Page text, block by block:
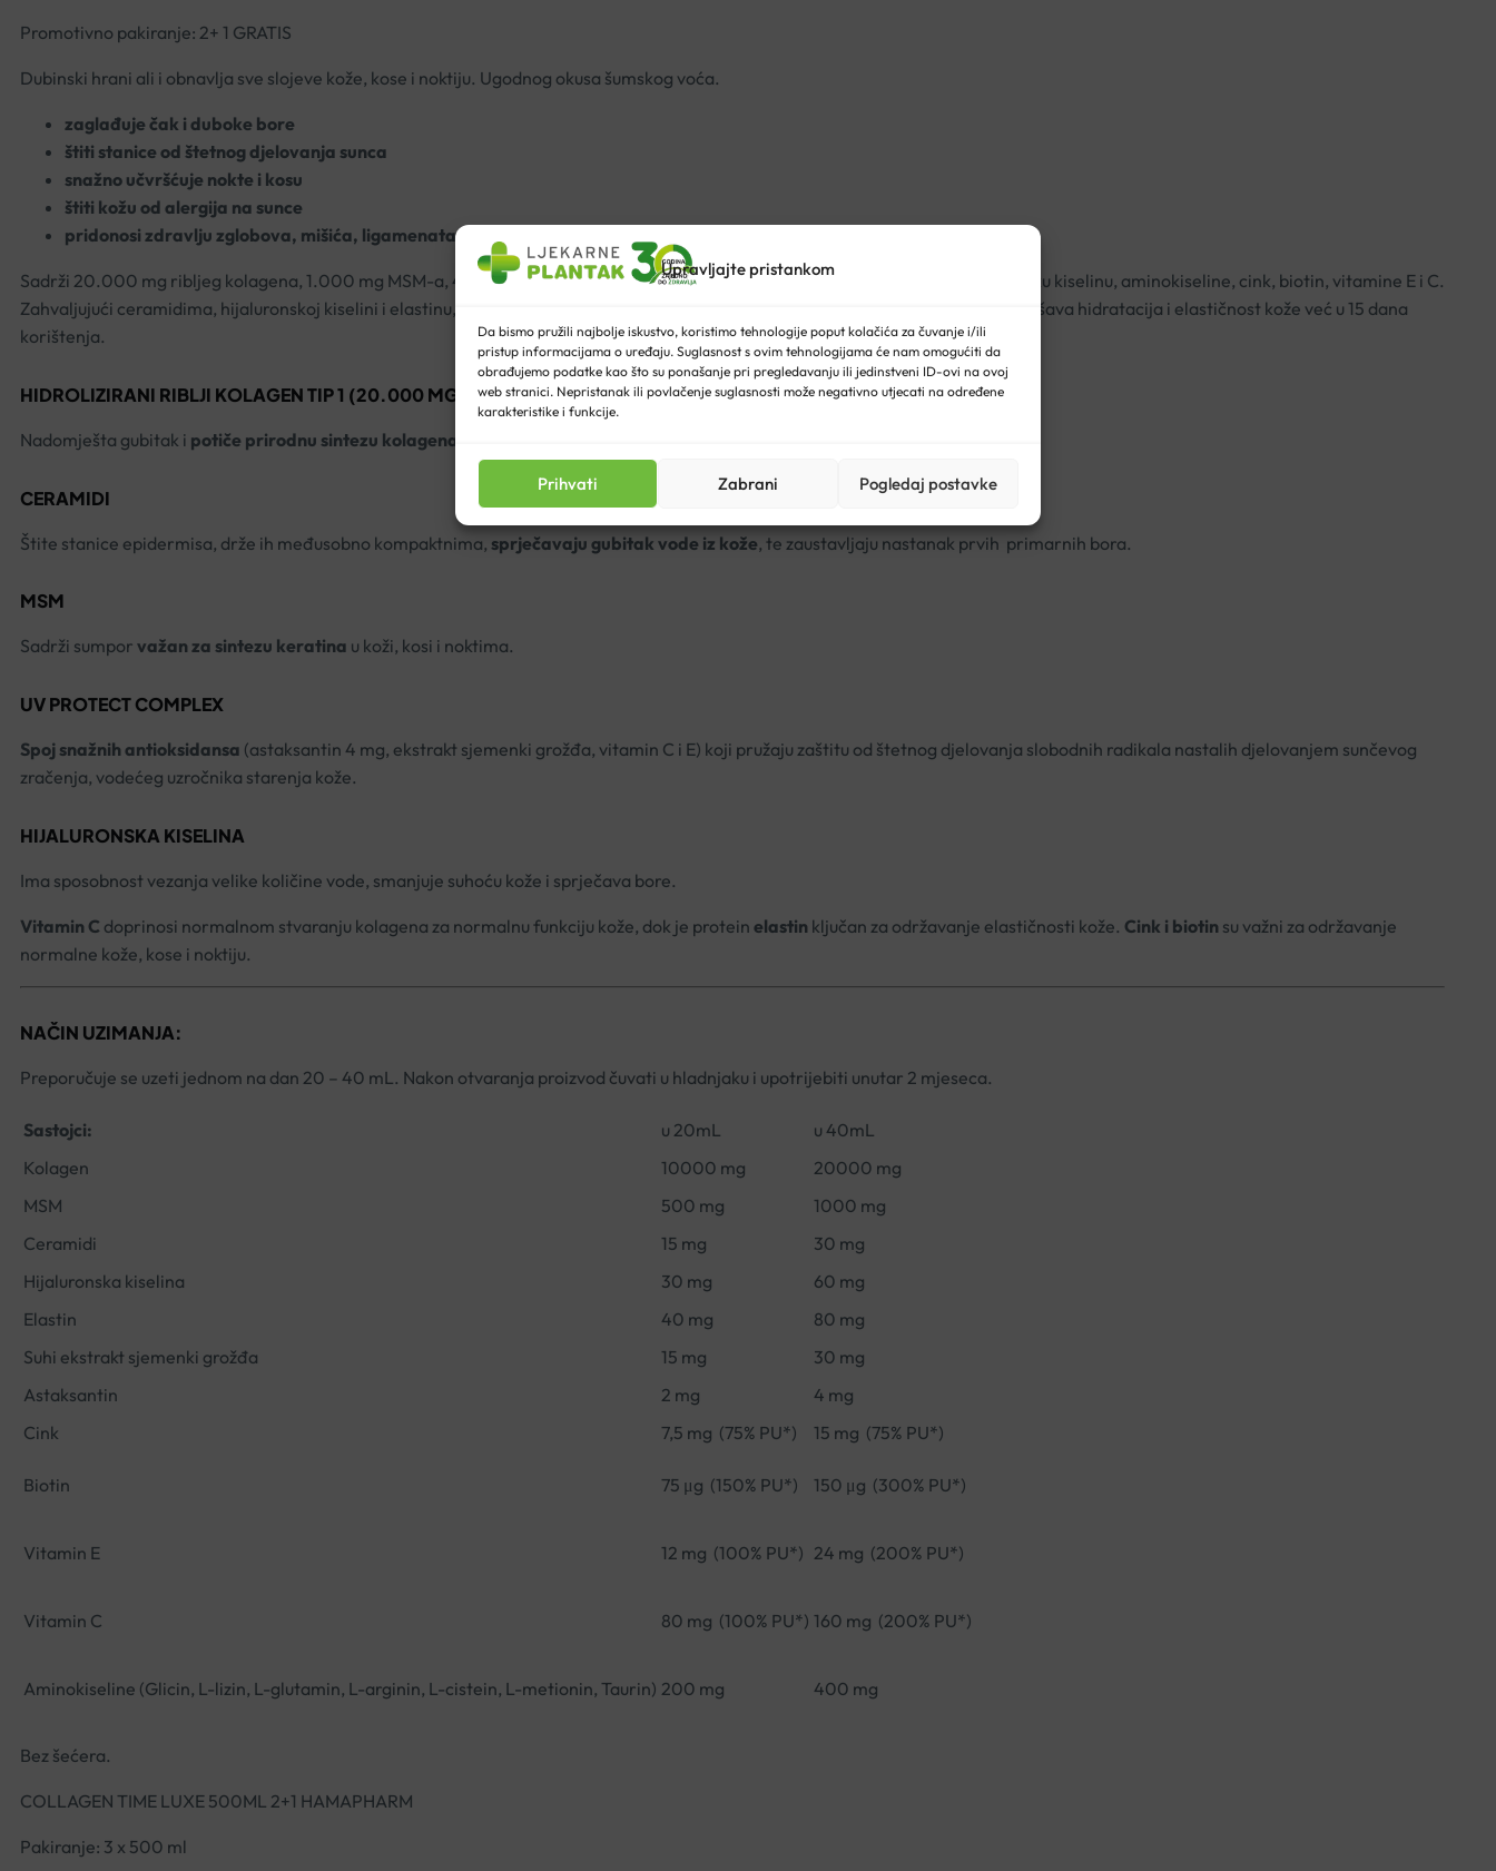
Upravljajte pristankom
Da bismo pružili najbolje iskustvo, koristimo tehnologije poput kolačića za čuvanje i/ili
pristup informacijama o uređaju. Suglasnost s ovim tehnologijama će nam omogućiti da
obrađujemo podatke kao što su ponašanje pri pregledavanju ili jedinstveni ID-ovi na ovoj
web stranici. Nepristanak ili povlačenje suglasnosti može negativno utjecati na određene
karakteristike i funkcije.
Prihvati Zabrani Pogledaj postavke
Promotivno pakiranje: 2+ 1 GRATIS
Dubinski hrani ali i obnavlja sve slojeve kože, kose i noktiju. Ugodnog okusa šumskog voća.
zaglađuje čak i duboke bore
štiti stanice od štetnog djelovanja sunca
snažno učvršćuje nokte i kosu
štiti kožu od alergija na sunce
pridonosi zdravlju zglobova, mišića, ligamenata i kostiju
Sadrži 20.000 mg ribljeg kolagena, 1.000 mg MSM-a, 4 mg astaksantina, ceramide, elastin, ekstrakt sjemenki grožđa, hijaluronsku kiselinu, aminokiseline, cink, biotin, vitamine E i C.
Zahvaljujući ceramidima, hijaluronskoj kiselini i elastinu, CollagenTime Luxe jača kožnu barijeru, sprječava gubitak vlage, te poboljšava hidratacija i elastičnost kože već u 15 dana
korištenja.
HIDROLIZIRANI RIBLJI KOLAGEN TIP 1 (20.000 MG)
Nadomješta gubitak i potiče prirodnu sintezu kolagena
CERAMIDI
Štite stanice epidermisa, drže ih međusobno kompaktnima, sprječavaju gubitak vode iz kože, te zaustavljaju nastanak prvih primarnih bora.
MSM
Sadrži sumpor važan za sintezu keratina u koži, kosi i noktima.
UV PROTECT COMPLEX
Spoj snažnih antioksidansa (astaksantin 4 mg, ekstrakt sjemenki grožđa, vitamin C i E) koji pružaju zaštitu od štetnog djelovanja slobodnih radikala nastalih djelovanjem sunčevog
zračenja, vodećeg uzročnika starenja kože.
HIJALURONSKA KISELINA
Ima sposobnost vezanja velike količine vode, smanjuje suhoću kože i sprječava bore.
Vitamin C doprinosi normalnom stvaranju kolagena za normalnu funkciju kože, dok je protein elastin ključan za održavanje elastičnosti kože. Cink i biotin su važni za održavanje
normalne kože, kose i noktiju.
NAČIN UZIMANJA:
Preporučuje se uzeti jednom na dan 20 – 40 mL. Nakon otvaranja proizvod čuvati u hladnjaku i upotrijebiti unutar 2 mjeseca.
Sastojci: u 20mL
u 40mL
Kolagen
10000 mg
20000 mg
MSM
500 mg
1000 mg
Ceramidi
15 mg
30 mg
Hijaluronska kiselina
30 mg
60 mg
Elastin
40 mg
80 mg
Suhi ekstrakt sjemenki grožđa
15 mg
30 mg
Astaksantin
2 mg
4 mg
Cink
7,5 mg (75% PU*) 15 mg (75% PU*)
Biotin 75 μg (150% PU*) 150 μg (300% PU*)
Vitamin E 12 mg (100% PU*) 24 mg (200% PU*)
Vitamin C 80 mg (100% PU*) 160 mg (200% PU*)
Aminokiseline (Glicin, L-lizin, L-glutamin, L-arginin, L-cistein, L-metionin, Taurin) 200 mg 400 mg
Bez šećera.
COLLAGEN TIME LUXE 500ML 2+1 HAMAPHARM
Pakiranje: 3 x 500 ml